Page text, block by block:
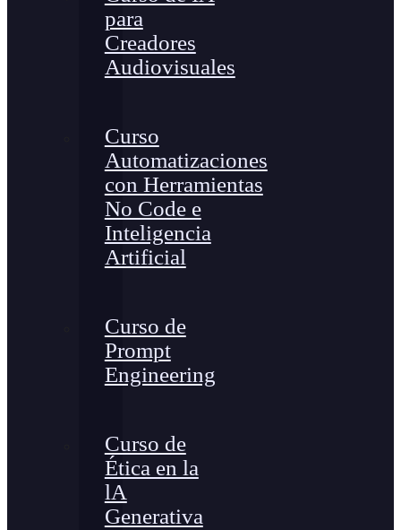
para
Creadores
Audiovisuales
Curso
Automatizaciones
con Herramientas
No Code e
Inteligencia
Artificial
Curso de
Prompt
Engineering
Curso de
Ética en la
lA
Generativa